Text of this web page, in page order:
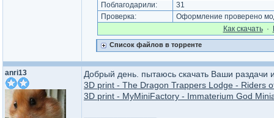
Поблагодарили:
31
Проверка:
Оформление проверено
Как cкачать·
Список файлов в торренте
anri13
Добрый день. пытаюсь скачать Ваши раздачи
3D print - The Dragon Trappers Lodge - Riders
3D print - MyMiniFactory - Immaterium God